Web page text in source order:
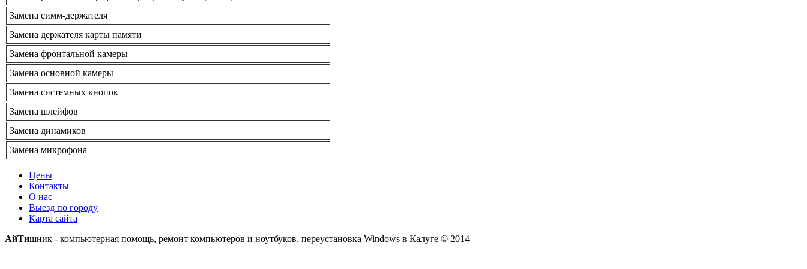
Замена симм-держателя
Замена держателя карты памяти
Замена фронтальной камеры
Замена основной камеры
Замена системных кнопок
Замена шлейфов
Замена динамиков
Замена микрофона
Цены
Контакты
О нас
Выезд по городу
Карта сайта
АйТишник - компьютерная помощь, ремонт компьютеров и ноутбуков, переустановка Windows в Калуге © 2014